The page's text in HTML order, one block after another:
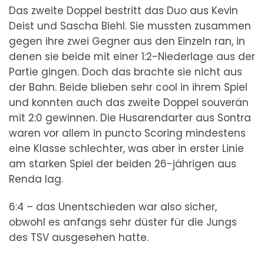
Das zweite Doppel bestritt das Duo aus Kevin
Deist und Sascha Biehl. Sie mussten zusammen
gegen ihre zwei Gegner aus den Einzeln ran, in
denen sie beide mit einer 1:2-Niederlage aus der
Partie gingen. Doch das brachte sie nicht aus
der Bahn. Beide blieben sehr cool in ihrem Spiel
und konnten auch das zweite Doppel souverän
mit 2:0 gewinnen. Die Husarendarter aus Sontra
waren vor allem in puncto Scoring mindestens
eine Klasse schlechter, was aber in erster Linie
am starken Spiel der beiden 26-jährigen aus
Renda lag.
6:4 – das Unentschieden war also sicher,
obwohl es anfangs sehr düster für die Jungs
des TSV ausgesehen hatte.